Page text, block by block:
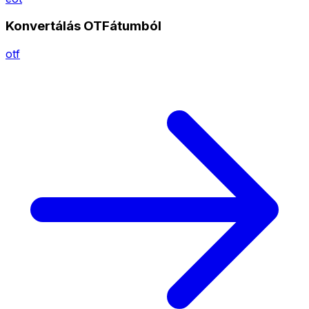
Konvertálás OTFátumból
otf